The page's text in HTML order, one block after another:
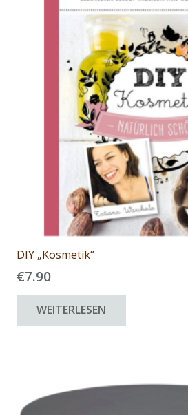
DIY „Kosmetik“
€7.90
WEITERLESEN